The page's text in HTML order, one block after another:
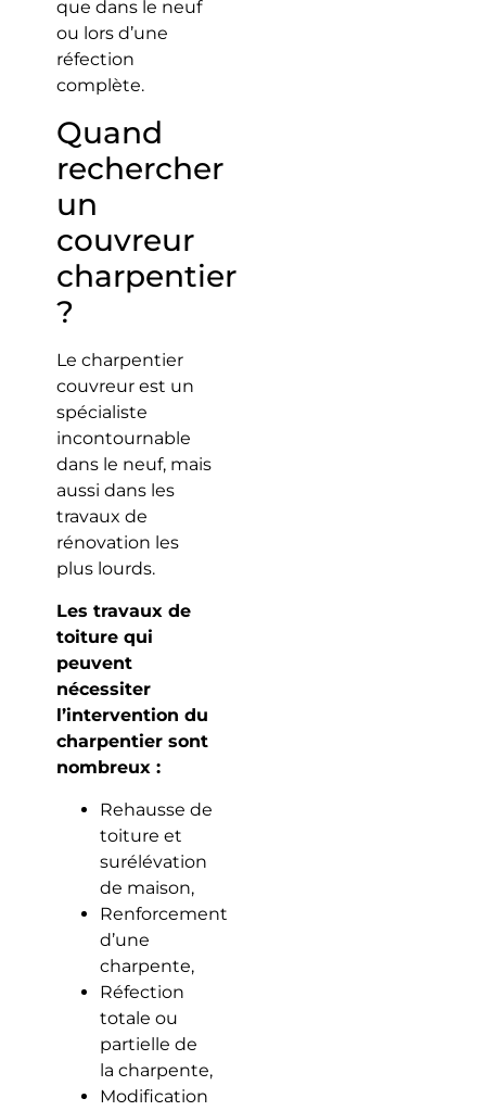
que dans le neuf
ou lors d’une
réfection
complète.
Quand
rechercher
un
couvreur
charpentier
?
Le charpentier
couvreur est un
spécialiste
incontournable
dans le neuf, mais
aussi dans les
travaux de
rénovation les
plus lourds.
Les travaux de
toiture qui
peuvent
nécessiter
l’intervention du
charpentier sont
nombreux :
Rehausse de
toiture et
surélévation
de maison,
Renforcement
d’une
charpente,
Réfection
totale ou
partielle de
la charpente,
Modification